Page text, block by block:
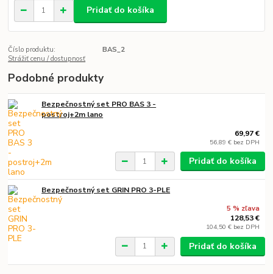
Pridať do košíka
Číslo produktu:
BAS_2
Strážiť cenu / dostupnosť
Podobné produkty
Bezpečnostný set PRO BAS 3 -
postroj+2m lano
69,97 €
56,89 € bez DPH
Pridať do košíka
Bezpečnostný set GRIN PRO 3-PLE
5 % zľava
128,53 €
104,50 € bez DPH
Pridať do košíka